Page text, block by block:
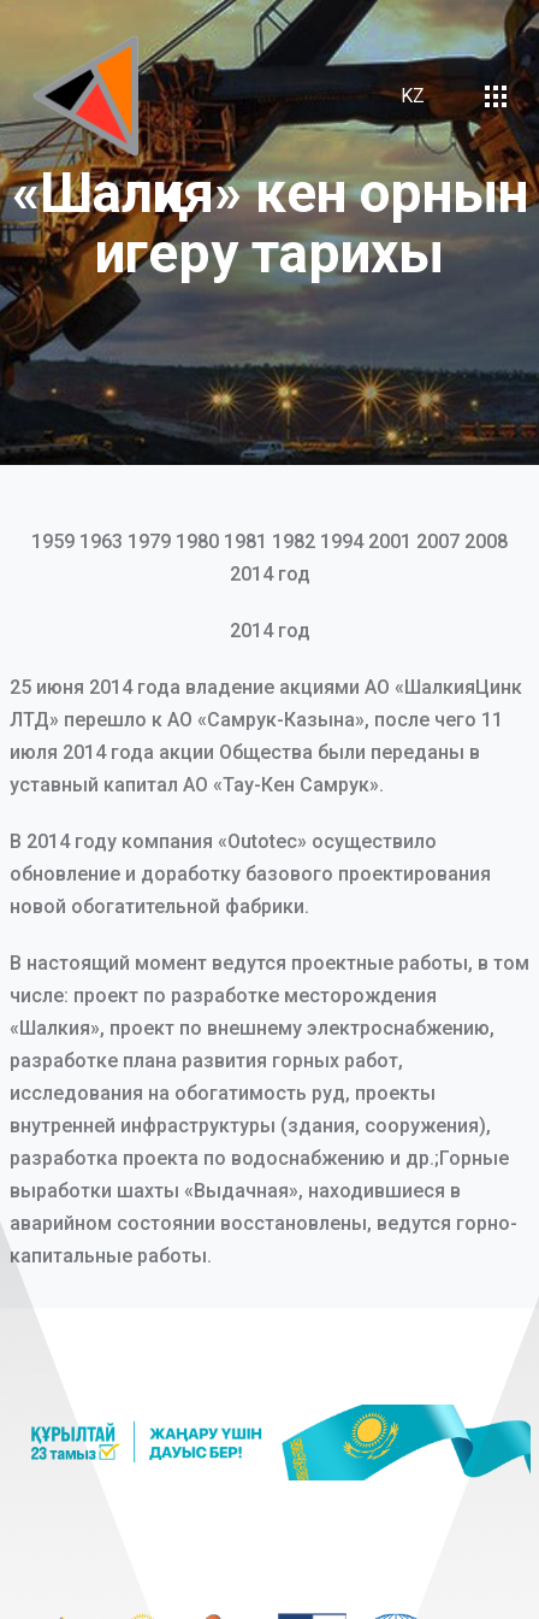
KZ
«Шалқия» кен орнын
игеру тарихы
1959 1963 1979 1980 1981 1982 1994 2001 2007 2008
2014 год
2014 год
25 июня 2014 года владение акциями АО «ШалкияЦинк
ЛТД» перешло к АО «Самрук-Казына», после чего 11
июля 2014 года акции Общества были переданы в
уставный капитал АО «Тау-Кен Самрук».
В 2014 году компания «Outotec» осуществило
обновление и доработку базового проектирования
новой обогатительной фабрики.
В настоящий момент ведутся проектные работы, в том
числе: проект по разработке месторождения
«Шалкия», проект по внешнему электроснабжению,
разработке плана развития горных работ,
исследования на обогатимость руд, проекты
внутренней инфраструктуры (здания, сооружения),
разработка проекта по водоснабжению и др.;Горные
выработки шахты «Выдачная», находившиеся в
аварийном состоянии восстановлены, ведутся горно-
капитальные работы.